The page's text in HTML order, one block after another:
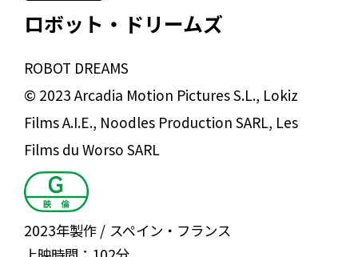
ロボット・ドリームズ
ROBOT DREAMS
© 2023 Arcadia Motion Pictures S.L., Lokiz
Films A.I.E., Noodles Production SARL, Les
Films du Worso SARL
2023年製作
スペイン・フランス